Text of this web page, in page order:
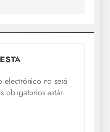
electrónico no será
obligatorios están